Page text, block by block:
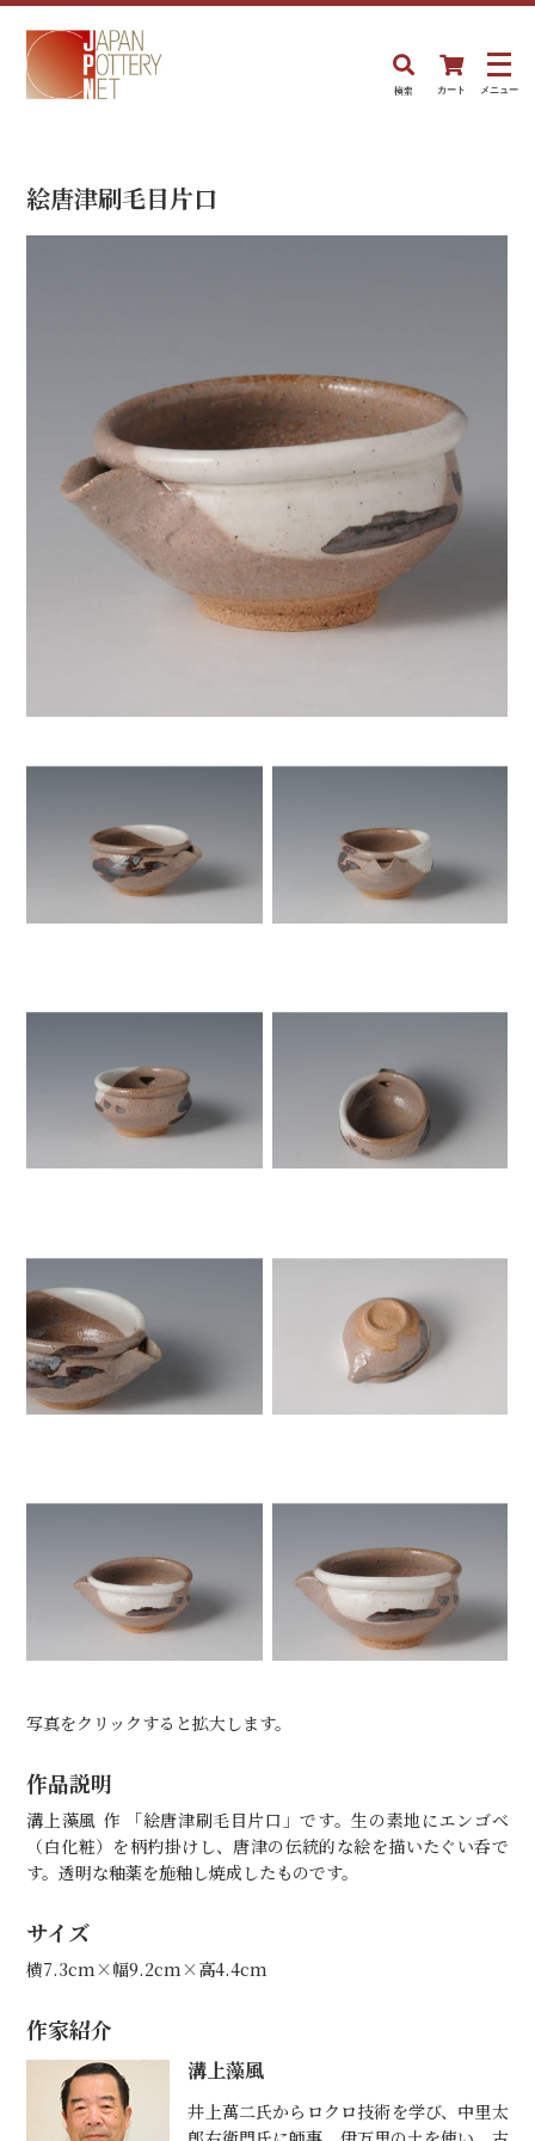
検索 カート メニュー
絵唐津刷毛目片口
写真をクリックすると拡大します。
作品説明
溝上藻風 作 「絵唐津刷毛目片口」です。生の素地にエンゴべ
（白化粧）を柄杓掛けし、唐津の伝統的な絵を描いたぐい呑で
す。透明な釉薬を施釉し焼成したものです。
サイズ
横7.3cm×幅9.2cm×高4.4cm
作家紹介
溝上藻風
井上萬二氏からロクロ技術を学び、中里太